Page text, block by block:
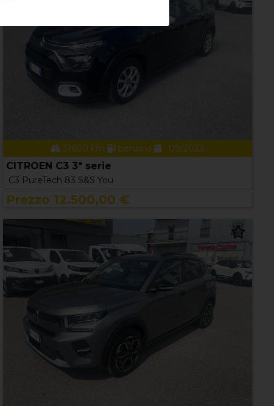
31600 km benzina 09/2023
CITROEN C3 3ª serie
C3 PureTech 83 S&S You
Prezzo 12.500,00 €